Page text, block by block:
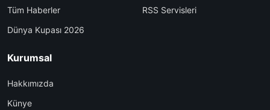
Tüm Haberler
Dünya Kupası 2026
RSS Servisleri
Kurumsal
Hakkımızda
Künye